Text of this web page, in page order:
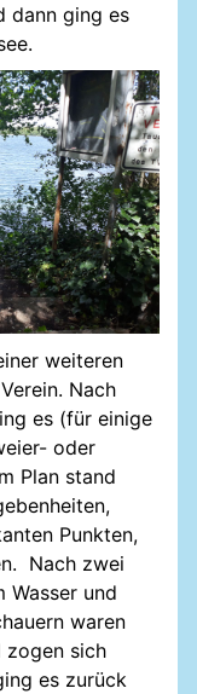
dann ging es
weiteren
Nach
es (für einige
oder
Plan stand
Punkten,
Nach zwei
Wasser und
waren
zogen sich
es zurück